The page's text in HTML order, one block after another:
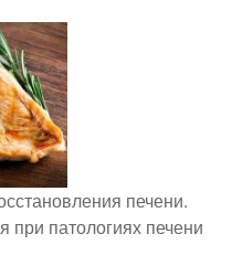
печени.
патологиях печени